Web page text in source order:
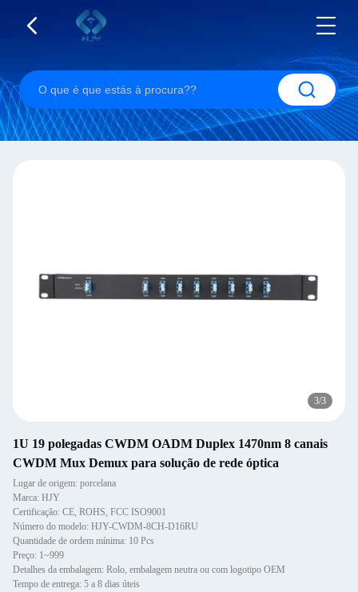
3/3
1U 19 polegadas CWDM OADM Duplex 1470nm 8 canais
CWDM Mux Demux para solução de rede óptica
Lugar de origem: porcelana
Marca: HJY
Certificação: CE, ROHS, FCC ISO9001
Número do modelo: HJY-CWDM-8CH-D16RU
Quantidade de ordem mínima: 10 Pcs
Preço: 1~999
Detalhes da embalagem: Rolo, embalagem neutra ou com logotipo OEM
Tempo de entrega: 5 a 8 dias úteis